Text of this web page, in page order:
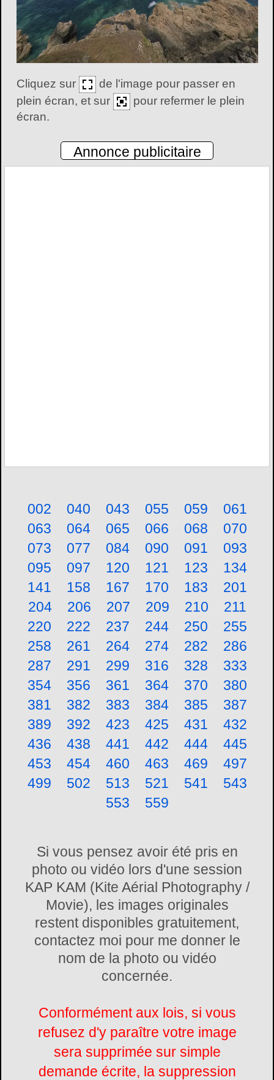
Cliquez sur
de l'image pour passer en
plein écran, et sur
pour refermer le plein
écran.
Annonce publicitaire
002 040 043 055 059
061
063
064 065 066 068
070
073
077 084 090 091
093
095
097 120 121 123
134
141
158 167 170 183
201
204
206 207 209 210
211
220
222 237 244 250
255
258
261 264 274 282
286
287
291 299 316 328
333
354
356 361 364 370
380
381
382 383 384 385
387
389
392 423 425 431
432
436
438 441 442 444
445
453
454 460 463 469
497
499
502 513 521 541
543
553
559
Si vous pensez avoir été pris en
photo ou vidéo lors d'une session
KAP KAM (Kite Aérial Photography /
Movie), les images originales
restent disponibles gratuitement,
contactez moi pour me donner le
nom de la photo ou vidéo
concernée.
Conformément aux lois, si vous
refusez d'y paraître votre image
sera supprimée sur simple
demande écrite, la suppression